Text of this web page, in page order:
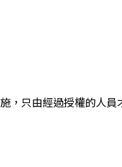
，只由經過授權的人員